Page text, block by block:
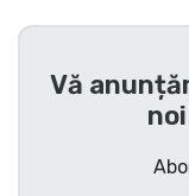
Vă
noi